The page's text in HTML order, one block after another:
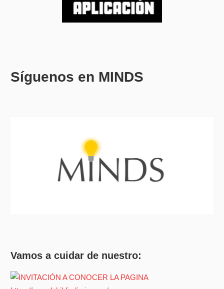
Síguenos en MINDS
Vamos a cuidar de nuestro: